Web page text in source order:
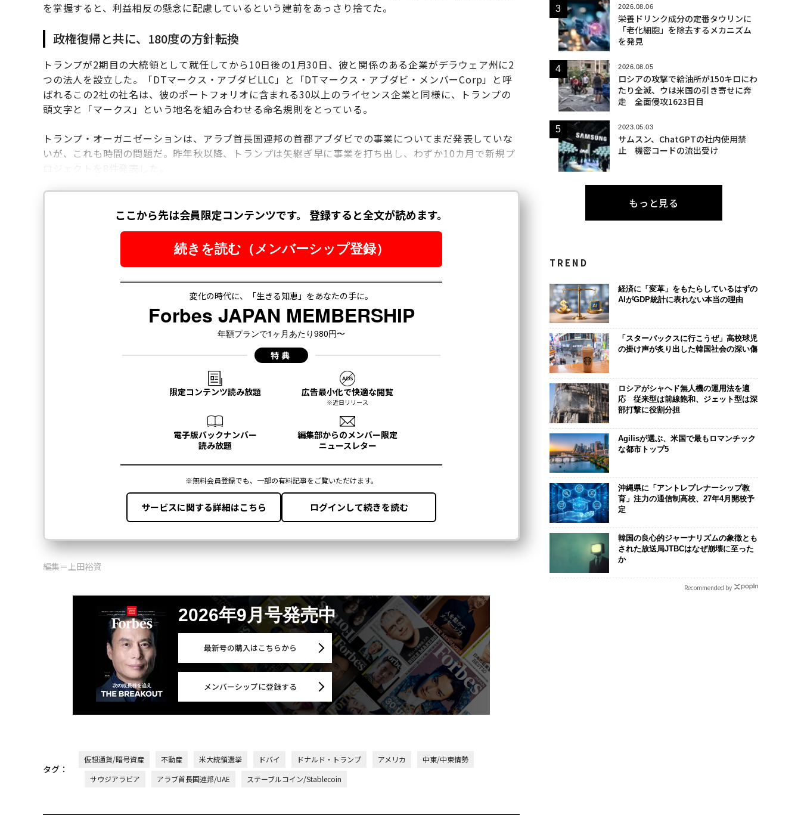
を掌握すると、利益相反の懸念に配慮しているという建前をあっさり捨てた。
政権復帰と共に、180度の方針転換
トランプが2期目の大統領として就任してから10日後の1月30日、彼と関係のある企業がデラウェア州に2
つの法人を設立した。「DTマークス・アブダビLLC」と「DTマークス・アブダビ・メンバーCorp」と呼
ばれるこの2社の社名は、彼のポートフォリオに含まれる30以上のライセンス企業と同様に、トランプの
頭文字と「マークス」という地名を組み合わせる命名規則をとっている。
トランプ・オーガニゼーションは、アラブ首長国連邦の首都アブダビでの事業についてまだ発表していな
いが、これも時間の問題だ。昨年秋以降、トランプは矢継ぎ早に事業を打ち出し、わずか10カ月で新規プ
編集＝上田裕資
2026年9月号発売中
最新号の購入はこちらから
メンバーシップに登録する
タグ：
仮想通貨/暗号資産 不動産 米大統領選挙 ドバイ ドナルド・トランプ アメリカ
中東/中東情勢
サウジアラビア
アラブ首長国連邦/UAE ステーブルコイン/Stablecoin
2026.08.06
栄養ドリンク成分の定番タウリンに
「老化細胞」を除去するメカニズム
を発見
2026.08.05
ロシアの攻撃で給油所が150キロにわ
たり全滅、ウは米国の引き寄せに奔
走 全面侵攻1623日目
2023.05.03
サムスン、ChatGPTの社内使用禁
止 機密コードの流出受け
もっと見る
TREND
経済に「変革」をもたらしているはずの
AIがGDP統計に表れない本当の理由
「スターバックスに行こうぜ」高校球児
の掛け声が炙り出した韓国社会の深い傷
ロシアがシャヘド無人機の運用法を適
応 従来型は前線飽和、ジェット型は深
部打撃に役割分担
Agilisが選ぶ、米国で最もロマンチック
な都市トップ5
沖縄県に「アントレプレナーシップ教
育」注力の通信制高校、27年4月開校予
定
韓国の良心的ジャーナリズムの象徴とも
された放送局JTBCはなぜ崩壊に至った
か
Recommended by